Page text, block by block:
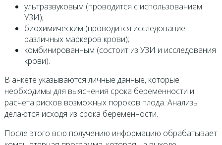
ультразвуковым (проводится с использованием
УЗИ);
биохимическим (проводится исследование
различных маркеров крови);
комбинированным (состоит из УЗИ и исследования
крови).
В анкете указываются личные данные, которые
необходимы для выяснения срока беременности и
расчета рисков возможных пороков плода. Анализы
делаются исходя из срока беременности.
После этого всю получению информацию обрабатывает